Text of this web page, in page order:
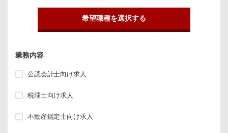
希望職種を選択する
業務内容
公認会計士向け求人
税理士向け求人
不動産鑑定士向け求人